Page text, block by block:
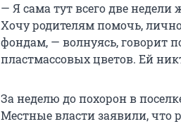
— Я сама тут всего две
Хочу родителям помочь,
фондам, — волнуясь, говорит
пластмассовых цветов. Ей
За неделю до похорон в
Местные власти заявили, что